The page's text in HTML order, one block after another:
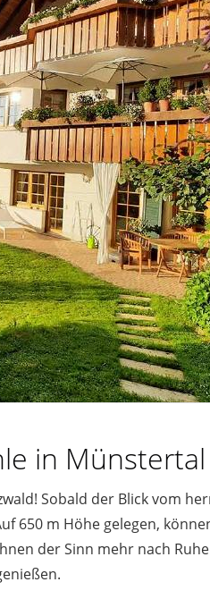
in Münstertal
Sobald der Blick vom
650 m Höhe gelegen,
der Sinn mehr nach